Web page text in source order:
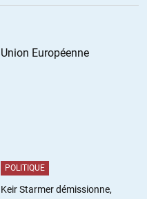
va-revoir-ses-
533662.rom
pas reconnaître le vote
Union Européenne
POLITIQUE
Keir Starmer démissionne,